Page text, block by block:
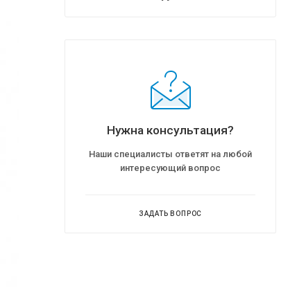
Нужна консультация?
Наши специалисты ответят на любой
интересующий вопрос
ЗАДАТЬ ВОПРОС